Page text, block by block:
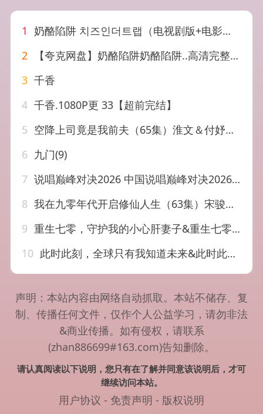
1 奶酪陷阱 치즈인더트랩（电视剧版+电影版）
2
【夸克网盘】奶酪陷阱奶酪陷阱..高清完整版.1080P全集未删减
3 千香
4 千香.1080P更 33【超前完结】
5 空降上司竟是我前夫（65集）淮文＆付妤舒（1080P）
6 九门(9)
7 说唱巅峰对决2026 中国说唱巅峰对决2026 中国新说唱8 (2026) 更…
8 我在九零年代开启修仙人生（63集）宋骏&吕怡萱
9 重生七零，守护我的小心肝妻子&重生七零守护我的小心肝妻子（81集）翟兆星&宋宇欣
10 此时此刻，全球只有我知道未来&此时此刻全球只有我知道未来（80集）陈凯欣&张婉悦
声明：本站内容由网络自动抓取。本站不储存、复
制、传播任何文件，仅作个人公益学习，请勿非法
&商业传播。如有侵权，请联系
(zhan886699#163.com)告知删除。
请认真阅读以下说明，您只有在了解并同意该说明后，才可
继续访问本站。
用户协议 - 免责声明 - 版权说明